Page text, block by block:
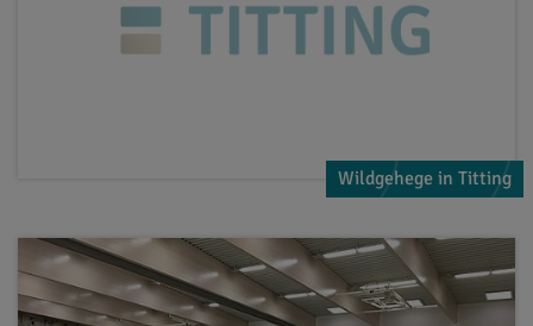
Wildgehege in Titting